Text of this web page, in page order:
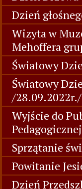
Dzień
Wizyta w
Mehoffera
Światowy
Światowy
/28.09.2022r./
Wyjście do
Sprzątanie
Powitanie
Dzień